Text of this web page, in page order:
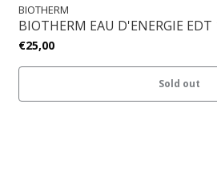
BIOTHERM
BIOTHERM EAU D'ENERGIE
€25,00
Sold out